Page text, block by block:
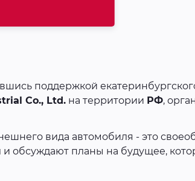
поддержкой
Co., Ltd. на территории РФ,
вида автомобиля - это
обсуждают планы на будущее,